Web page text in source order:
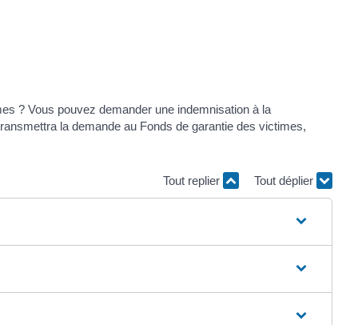
? Vous pouvez demander une indemnisation à la
la demande au Fonds de garantie des victimes,
Tout replier Tout déplier